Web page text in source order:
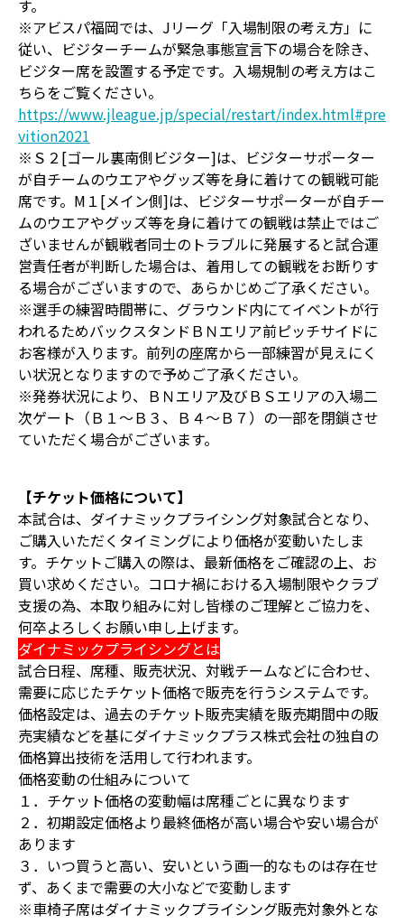
す。
※アビスパ福岡では、Jリーグ「入場制限の考え方」に
従い、ビジターチームが緊急事態宣言下の場合を除き、
ビジター席を設置する予定です。入場規制の考え方はこ
ちらをご覧ください。
https://www.jleague.jp/special/restart/index.html#pre
vition2021
※Ｓ２[ゴール裏南側ビジター]は、ビジターサポーター
が自チームのウエアやグッズ等を身に着けての観戦可能
席です。M１[メイン側]は、ビジターサポーターが自チー
ムのウエアやグッズ等を身に着けての観戦は禁止ではご
ざいませんが観戦者同士のトラブルに発展すると試合運
営責任者が判断した場合は、着用しての観戦をお断りす
る場合がございますので、あらかじめご了承ください。
※選手の練習時間帯に、グラウンド内にてイベントが行
われるためバックスタンドＢＮエリア前ピッチサイドに
お客様が入ります。前列の座席から一部練習が見えにく
い状況となりますので予めご了承ください。
※発券状況により、ＢＮエリア及びＢＳエリアの入場二
次ゲート（Ｂ１～Ｂ３、Ｂ４～Ｂ７）の一部を閉鎖させ
ていただく場合がございます。
【チケット価格について】
本試合は、ダイナミックプライシング対象試合となり、
ご購入いただくタイミングにより価格が変動いたしま
す。チケットご購入の際は、最新価格をご確認の上、お
買い求めください。コロナ禍における入場制限やクラブ
支援の為、本取り組みに対し皆様のご理解とご協力を、
何卒よろしくお願い申し上げます。
ダイナミックプライシングとは
試合日程、席種、販売状況、対戦チームなどに合わせ、
需要に応じたチケット価格で販売を行うシステムです。
価格設定は、過去のチケット販売実績を販売期間中の販
売実績などを基にダイナミックプラス株式会社の独自の
価格算出技術を活用して行われます。
価格変動の仕組みについて
１．チケット価格の変動幅は席種ごとに異なります
２．初期設定価格より最終価格が高い場合や安い場合が
あります
３．いつ買うと高い、安いという画一的なものは存在せ
ず、あくまで需要の大小などで変動します
※車椅子席はダイナミックプライシング販売対象外とな